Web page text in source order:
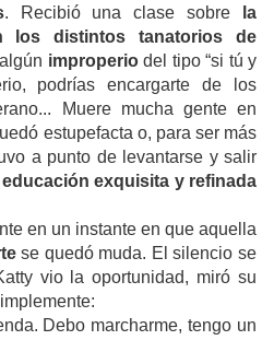
. Recibió una clase sobre
la
los distintos tanatorios de
improperiodel tipo “si tú y
podrías encargarte de los
Muere mucha gente en
estupefacta o, para ser más
a punto de levantarse y salir
exquisita y refinada
en un instante en que aquella
se quedó muda. El silencio se
vio la oportunidad, miró su
Debo marcharme, tengo un